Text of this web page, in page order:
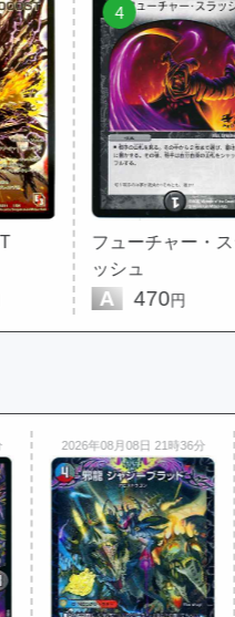
4
フューチャー・スラ
ッシュ
470 円
2026年08月08日 21時36分